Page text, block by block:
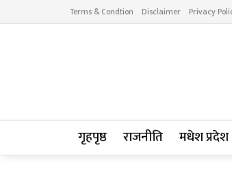
Terms & Condtion Disclaimer Privacy
गृहपृष्ठ राजनीति मधेश प्रदेश